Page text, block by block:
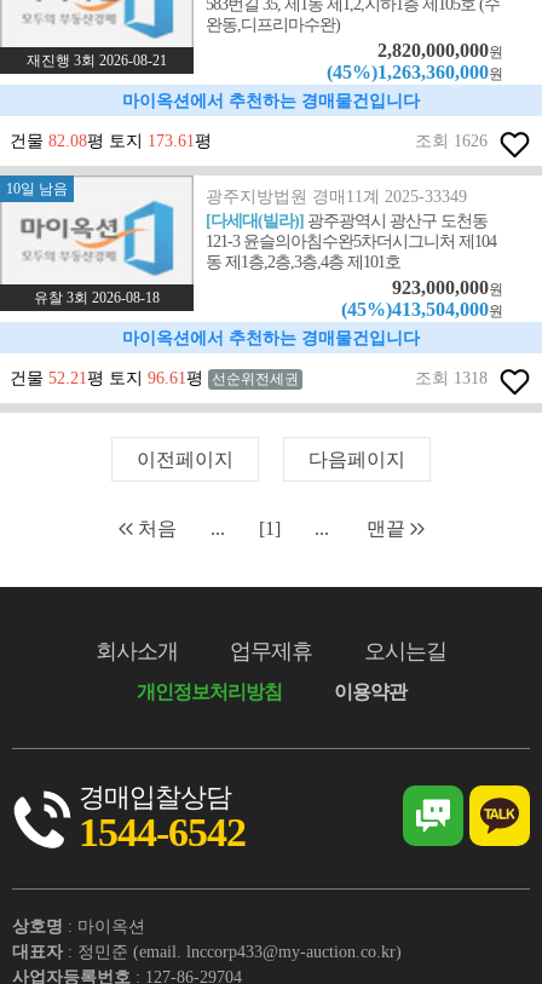
재진행 3회 2026-08-21
완동,디프리마수완)
2,820,000,000원
(45%)1,263,360,000원
마이옥션에서 추천하는 경매물건입니다
건물 82.08평 토지 173.61평 조회 1626
10일 남음
유찰 3회 2026-08-18
광주지방법원 경매11계 2025-33349
[다세대(빌라)] 광주광역시 광산구 도천동
121-3 윤슬의아침수완5차더시그니처 제104
동 제1층,2층,3층,4층 제101호
923,000,000원
(45%)413,504,000원
마이옥션에서 추천하는 경매물건입니다
건물 52.21평 토지 96.61평 선순위전세권 조회 1318
이전페이지 다음페이지
처음 ... [1] ... 맨끝
회사소개 업무제휴 오시는길
개인정보처리방침 이용약관
경매입찰상담
1544-6542
상호명 : 마이옥션
대표자 : 정민준 (email. lnccorp433@my-auction.co.kr)
사업자등록번호 : 127-86-29704